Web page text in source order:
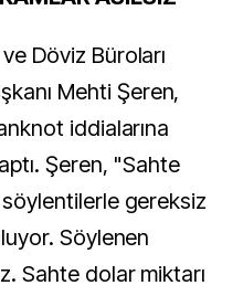
Döviz Büroları
Mehti Şeren,
iddialarına
Şeren, "Sahte
gereksiz
Söylenen
Sahte dolar miktarı